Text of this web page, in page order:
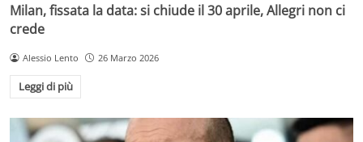
Milan, fissata la data: si chiude il 30 aprile, Allegri non ci
crede
Alessio Lento 26 Marzo 2026
Leggi di più